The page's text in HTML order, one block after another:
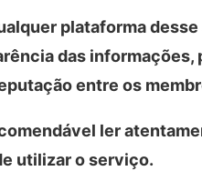
plataforma
das
entre os
ler
utilizar o serviço.